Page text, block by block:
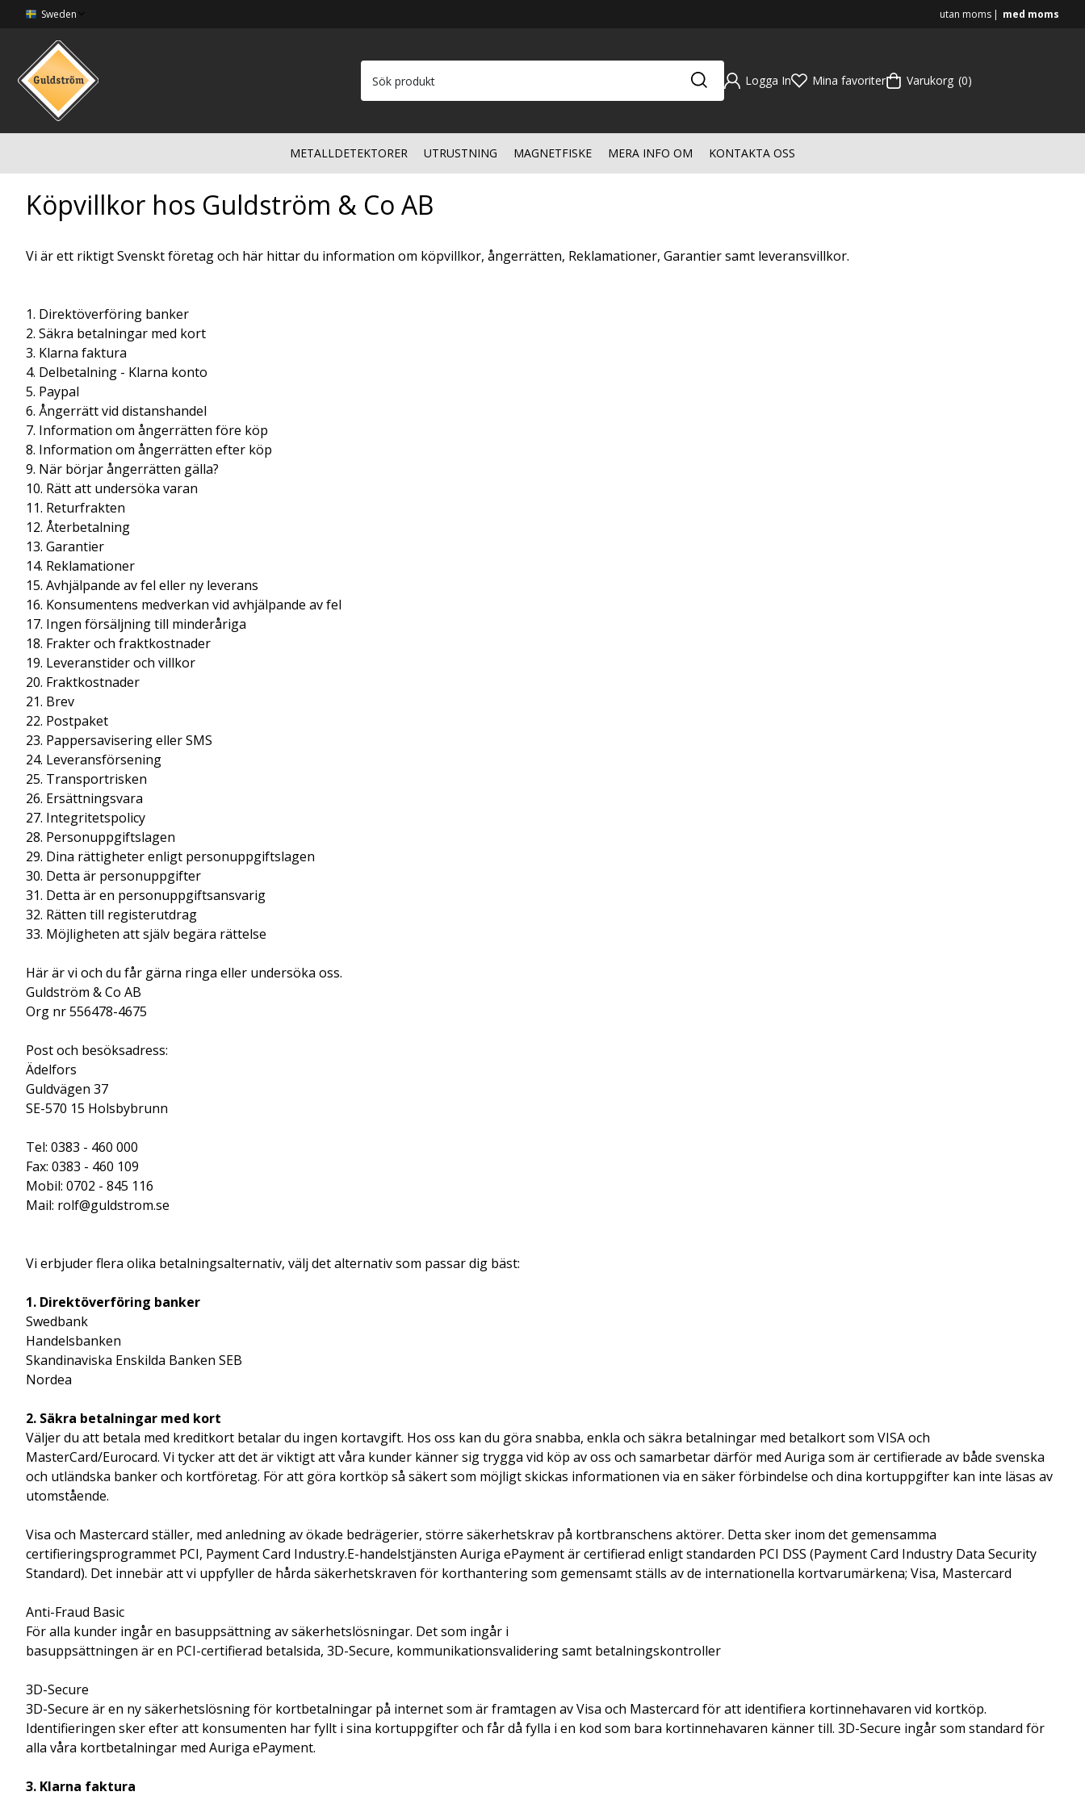
Sweden utan moms med moms
Logga In Mina favoriter Varukorg 0
METALLDETEKTORER UTRUSTNING MAGNETFISKE MERA INFO OM KONTAKTA OSS
Köpvillkor hos Guldström & Co AB
Vi är ett riktigt Svenskt företag och här hittar du information om köpvillkor, ångerrätten, Reklamationer, Garantier samt leveransvillkor.
1. Direktöverföring banker
2. Säkra betalningar med kort
3. Klarna faktura
4. Delbetalning - Klarna konto
5. Paypal
6. Ångerrätt vid distanshandel
7. Information om ångerrätten före köp
8. Information om ångerrätten efter köp
9. När börjar ångerrätten gälla?
10. Rätt att undersöka varan
11. Returfrakten
12. Återbetalning
13. Garantier
14. Reklamationer
15. Avhjälpande av fel eller ny leverans
16. Konsumentens medverkan vid avhjälpande av fel
17. Ingen försäljning till minderåriga
18. Frakter och fraktkostnader
19. Leveranstider och villkor
20. Fraktkostnader
21. Brev
22. Postpaket
23. Pappersavisering eller SMS
24. Leveransförsening
25. Transportrisken
26. Ersättningsvara
27. Integritetspolicy
28. Personuppgiftslagen
29. Dina rättigheter enligt personuppgiftslagen
30. Detta är personuppgifter
31. Detta är en personuppgiftsansvarig
32. Rätten till registerutdrag
33. Möjligheten att själv begära rättelse
Här är vi och du får gärna ringa eller undersöka oss.
Guldström & Co AB
Org nr 556478-4675
Post och besöksadress:
Ädelfors
Guldvägen 37
SE-570 15 Holsbybrunn
Tel: 0383 - 460 000
Fax: 0383 - 460 109
Mobil: 0702 - 845 116
Mail: rolf@guldstrom.se
Vi erbjuder flera olika betalningsalternativ, välj det alternativ som passar dig bäst:
1. Direktöverföring banker
Swedbank
Handelsbanken
Skandinaviska Enskilda Banken SEB
Nordea
2. Säkra betalningar med kort
Väljer du att betala med kreditkort betalar du ingen kortavgift. Hos oss kan du göra snabba, enkla och säkra betalningar med betalkort som VISA och
MasterCard/Eurocard. Vi tycker att det är viktigt att våra kunder känner sig trygga vid köp av oss och samarbetar därför med Auriga som är certifierade av både svenska
och utländska banker och kortföretag. För att göra kortköp så säkert som möjligt skickas informationen via en säker förbindelse och dina kortuppgifter kan inte läsas av
utomstående.
Visa och Mastercard ställer, med anledning av ökade bedrägerier, större säkerhetskrav på kortbranschens aktörer. Detta sker inom det gemensamma
certifieringsprogrammet PCI, Payment Card Industry.E-handelstjänsten Auriga ePayment är certifierad enligt standarden PCI DSS (Payment Card Industry Data Security
Standard). Det innebär att vi uppfyller de hårda säkerhetskraven för korthantering som gemensamt ställs av de internationella kortvarumärkena; Visa, Mastercard
Anti-Fraud Basic
För alla kunder ingår en basuppsättning av säkerhetslösningar. Det som ingår i
basuppsättningen är en PCI-certifierad betalsida, 3D-Secure, kommunikationsvalidering samt betalningskontroller
3D-Secure
3D-Secure är en ny säkerhetslösning för kortbetalningar på internet som är framtagen av Visa och Mastercard för att identifiera kortinnehavaren vid kortköp.
Identifieringen sker efter att konsumenten har fyllt i sina kortuppgifter och får då fylla i en kod som bara kortinnehavaren känner till. 3D-Secure ingår som standard för
alla våra kortbetalningar med Auriga ePayment.
3. Klarna faktura